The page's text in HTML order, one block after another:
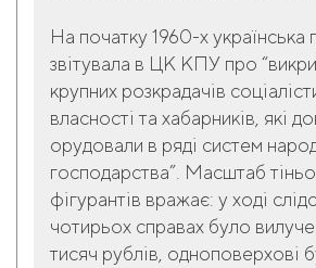
На початку 1960-х українська
звітувала в ЦК КПУ про
крупних розкрадачів
власності та хабарників, які
орудовали в ряді систем
господарства”. Масштаб
фігурантів вражає: у ході
чотирьох справах було
тисяч рублів, одноповерхові